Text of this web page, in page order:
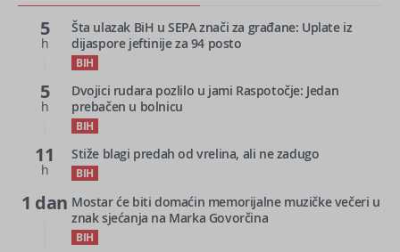
5
h
Šta ulazak BiH u SEPA znači za građane: Uplate iz
dijaspore jeftinije za 94 posto
BIH
5
h
Dvojici rudara pozlilo u jami Raspotočje: Jedan
prebačen u bolnicu
BIH
11
h
Stiže blagi predah od vrelina, ali ne zadugo
BIH
1 dan Mostar će biti domaćin memorijalne muzičke večeri u
znak sjećanja na Marka Govorčina
BIH